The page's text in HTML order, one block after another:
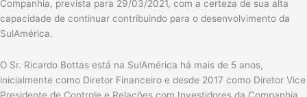
Companhia, prevista para 29/03/2021, com a certeza de sua alta
capacidade de continuar contribuindo para o desenvolvimento da
SulAmérica.
O Sr. Ricardo Bottas está na SulAmérica há mais de 5 anos,
inicialmente como Diretor Financeiro e desde 2017 como Diretor Vice
Presidente de Controle e Relações com Investidores da Companhia.